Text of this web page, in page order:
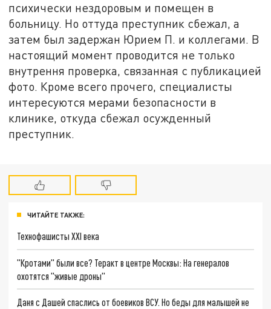
психически нездоровым и помещен в
больницу. Но оттуда преступник сбежал, а
затем был задержан Юрием П. и коллегами. В
настоящий момент проводится не только
внутрення проверка, связанная с публикацией
фото. Кроме всего прочего, специалисты
интересуются мерами безопасности в
клинике, откуда сбежал осужденный
преступник.
ЧИТАЙТЕ ТАКЖЕ:
Технофашисты XXI века
"Кротами" были все? Теракт в центре Москвы: На генералов
охотятся "живые дроны"
Даня с Дашей спаслись от боевиков ВСУ. Но беды для малышей не